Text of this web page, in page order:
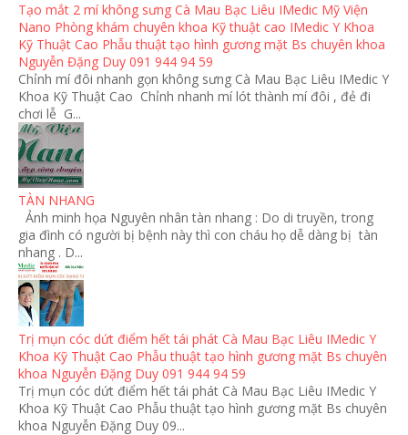
Tạo mắt 2 mí không sưng Cà Mau Bạc Liêu IMedic Mỹ Viện
Nano Phòng khám chuyên khoa Kỹ thuật cao IMedic Y Khoa
Kỹ Thuật Cao Phẫu thuật tạo hình gương mặt Bs chuyên khoa
Nguyễn Đặng Duy 091 944 94 59
Chỉnh mí đôi nhanh gọn không sưng Cà Mau Bạc Liêu IMedic Y
Khoa Kỹ Thuật Cao Chỉnh nhanh mí lót thành mí đôi , đẻ đi
chơi lễ G...
TÀN NHANG
Ảnh minh họa Nguyên nhân tàn nhang : Do di truyền, trong
gia đình có người bị bệnh này thì con cháu họ dễ dàng bị tàn
nhang . D...
Trị mụn cóc dứt điểm hết tái phát Cà Mau Bạc Liêu IMedic Y
Khoa Kỹ Thuật Cao Phẫu thuật tạo hình gương mặt Bs chuyên
khoa Nguyễn Đặng Duy 091 944 94 59
Trị mụn cóc dứt điểm hết tái phát Cà Mau Bạc Liêu IMedic Y
Khoa Kỹ Thuật Cao Phẫu thuật tạo hình gương mặt Bs chuyên
khoa Nguyễn Đặng Duy 09...